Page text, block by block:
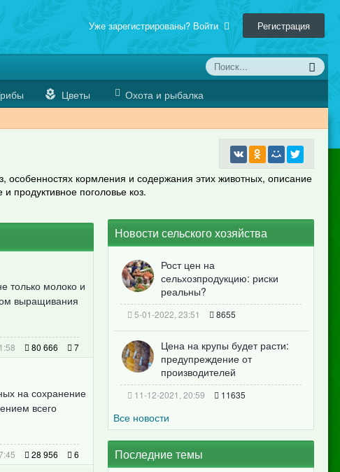
Уже зарегистрированы? Войти Регистрация
Цветы Охота и рыбалка
кормления и содержания этих животных, описание
продуктивное поголовье коз.
только молоко и
выращивания
80 666 7
на сохранение
всего
28 956 6
Новости сельского хозяйства
Рост цен на
сельхозпродукцию: риски
реальны?
5-01-2022, 23:51 8655
Цена на крупы будет расти:
предупреждение от
производителей
11-12-2021, 20:59 11635
Все новости
Последние темы